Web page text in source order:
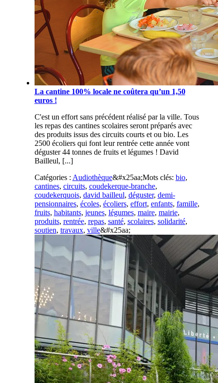
La cantine 100% locale ne coûtera qu’un 1,50
euros !
C'est un effort sans précédent réalisé par la ville. Tous
les repas des cantines scolaires seront préparés avec
des produits issus des circuits courts et ou bio. Les
2500 écoliers qui font leur rentrée cette année vont
déguster 44 tonnes de fruits et légumes ! David
Bailleul, [...]
Catégories : Audiothèque&#x25aa;Mots clés: bio,
cantines, circuits, coudekerque-branche,
coudekerquois, david bailleul, déguster, demi-
pensionnaires, écoles, écoliers, effort, enfants, famille,
fruits, habitants, jeunes, légumes, maire, mairie,
produits, rentrée, repas, santé, scolaires, solidarité,
soutien, travaux, ville&#x25aa;